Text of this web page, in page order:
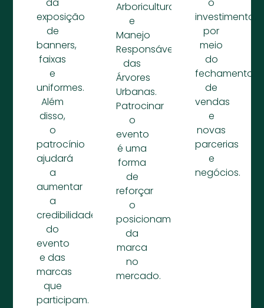
da
exposição
de
banners,
faixas
e
uniformes.
Além
disso,
o
patrocínio
ajudará
a
aumentar
a
credibilidade
do
evento
e das
marcas
que
participam.
Arboricultura
e
Manejo
Responsável
das
Árvores
Urbanas.
Patrocinar
o
evento
é uma
forma
de
reforçar
o
posicionamento
da
marca
no
mercado.
o
investimento,
por
meio
do
fechamento
de
vendas
e
novas
parcerias
e
negócios.